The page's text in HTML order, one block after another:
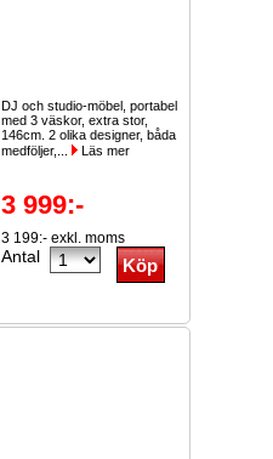
DJ och studio-möbel, portabel
med 3 väskor, extra stor,
146cm. 2 olika designer, båda
medföljer,...
Läs mer
3 999:-
3 199:- exkl. moms
Antal